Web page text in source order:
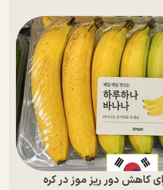
کاهش دور ریز موز در کره